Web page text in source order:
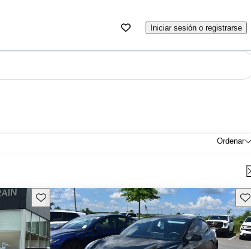
Iniciar sesión o registrarse
Ordenar
Guarda este Aviso